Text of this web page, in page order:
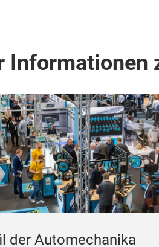
Informationen
der Automechanika